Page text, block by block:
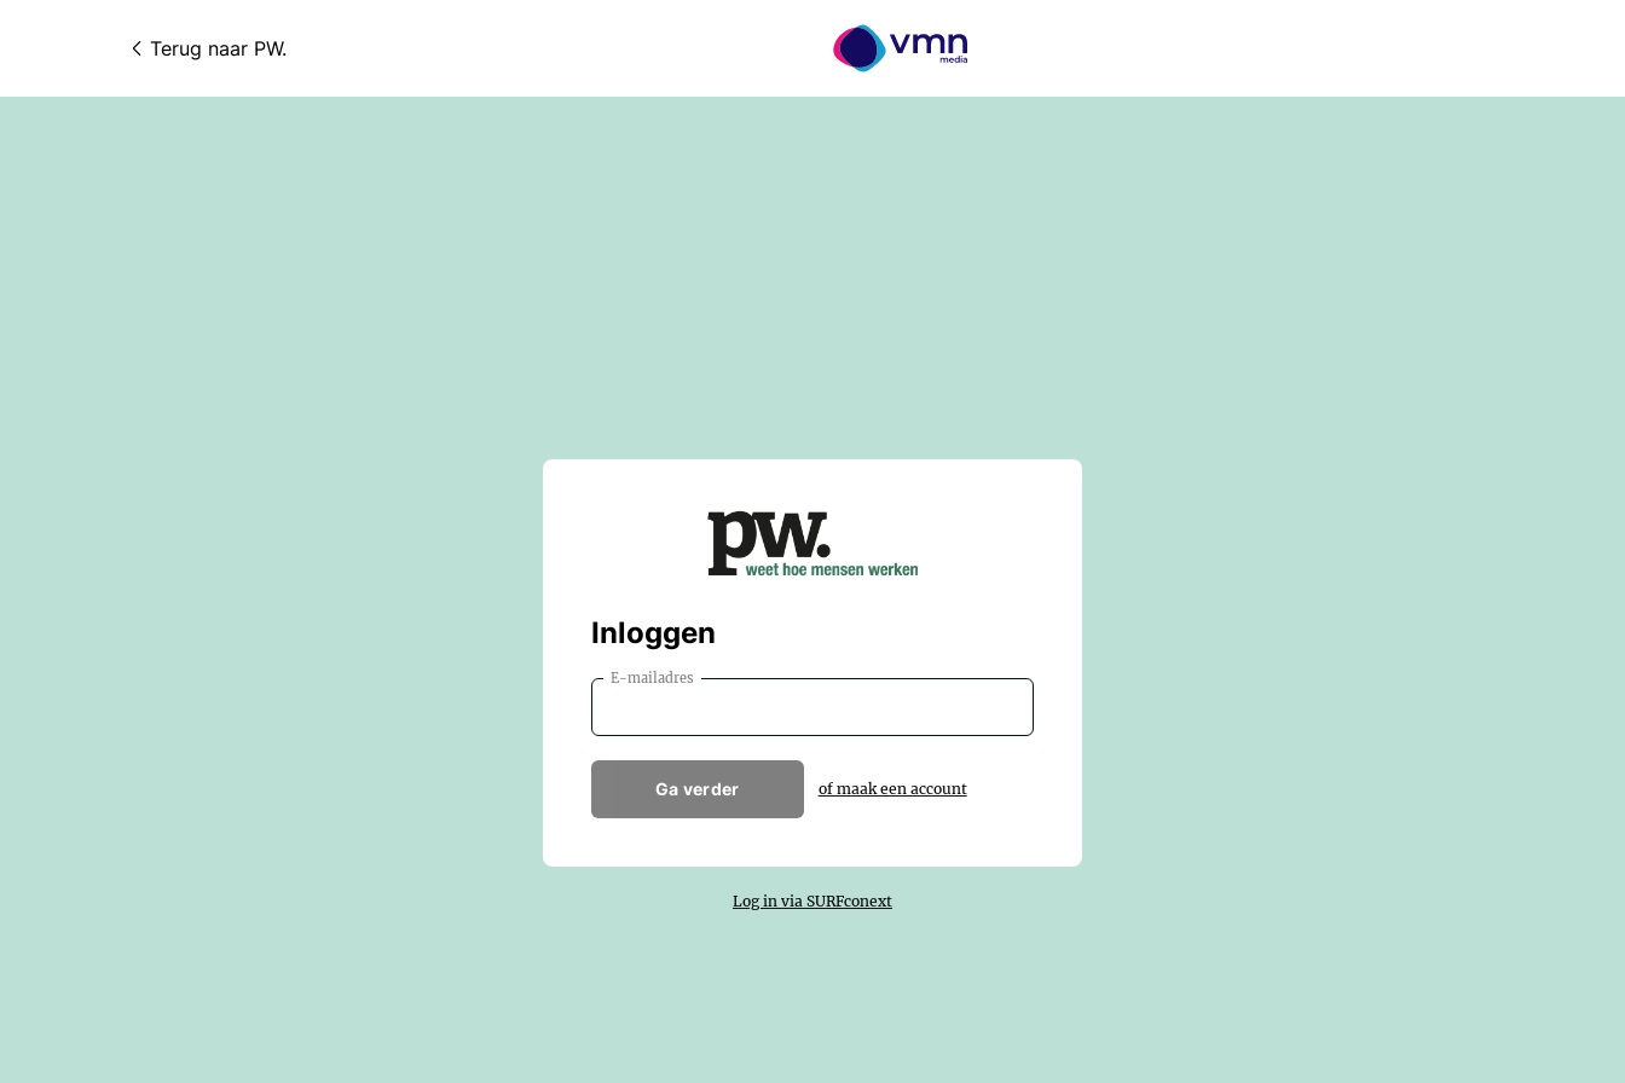
Terug naar PW.
Inloggen
E-mailadres
Ga verder of maak een account
Log in via SURFconext